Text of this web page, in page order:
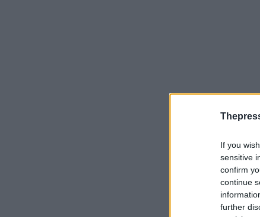
If you
sensitive
confirm
continue
further